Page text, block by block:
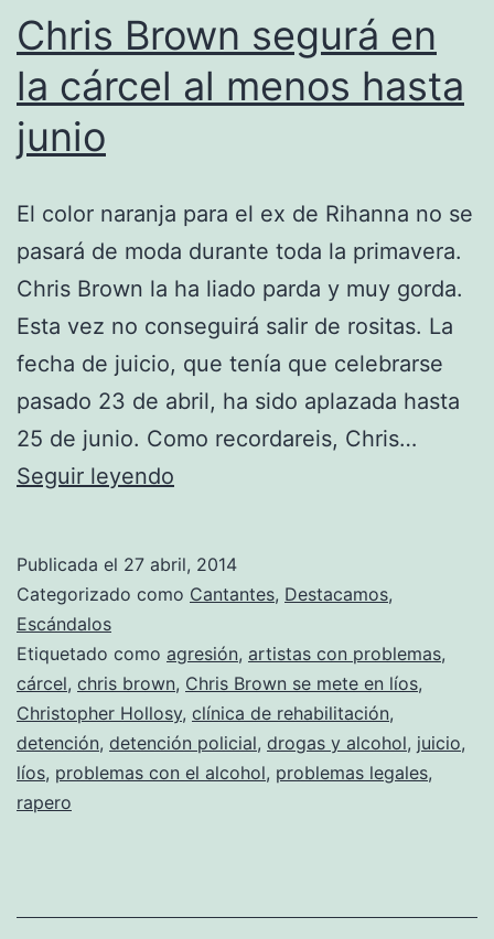
Chris Brown segurá en
la cárcel al menos hasta
junio
El color naranja para el ex de Rihanna no se
pasará de moda durante toda la primavera.
Chris Brown la ha liado parda y muy gorda.
Esta vez no conseguirá salir de rositas. La
fecha de juicio, que tenía que celebrarse
pasado 23 de abril, ha sido aplazada hasta
25 de junio. Como recordareis, Chris…
Seguir leyendo
en
cárcel
al
menos
hasta
Publicada el 27 abril, 2014
Categorizado como Cantantes, Destacamos,
Escándalos
Etiquetado como agresión, artistas con problemas,
cárcel, chris brown, Chris Brown se mete en líos,
Christopher Hollosy, clínica de rehabilitación,
detención, detención policial, drogas y alcohol, juicio,
líos, problemas con el alcohol, problemas legales,
rapero